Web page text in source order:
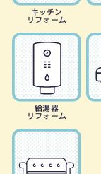
キッチン
リフォーム
給湯器
リフォーム